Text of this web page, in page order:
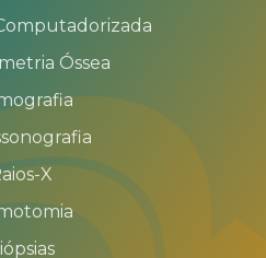
Óssea
X